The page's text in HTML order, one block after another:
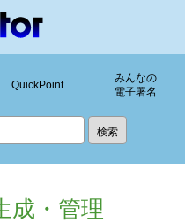
QuickPoint
みんなの
電子署名
成・管理